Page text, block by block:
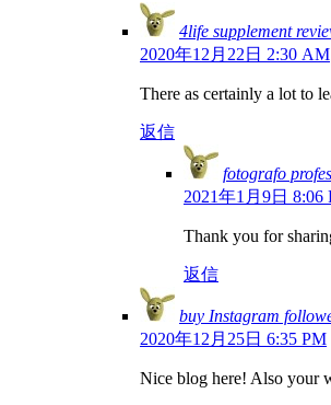
4life supplement
2020年12月22日 2:30 AM
There as certainly a lot to
返信
fotografo
2021年1月9日 8:06
Thank you for
返信
buy Instagram
2020年12月25日 6:35 PM
Nice blog here! Also your